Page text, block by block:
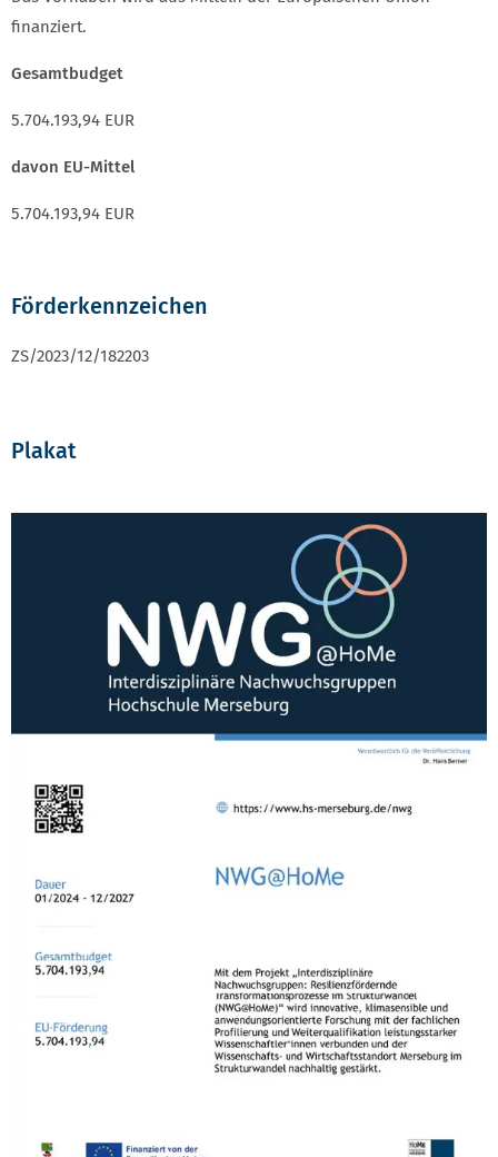
finanziert.
Gesamtbudget
5.704.193,94 EUR
davon EU-Mittel
5.704.193,94 EUR
Förderkennzeichen
ZS/2023/12/182203
Plakat